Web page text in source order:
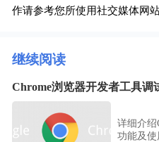
作请参考您所使用社交媒体网
继续阅读
Chrome浏览器开发者工具调
详细介绍
功能及使